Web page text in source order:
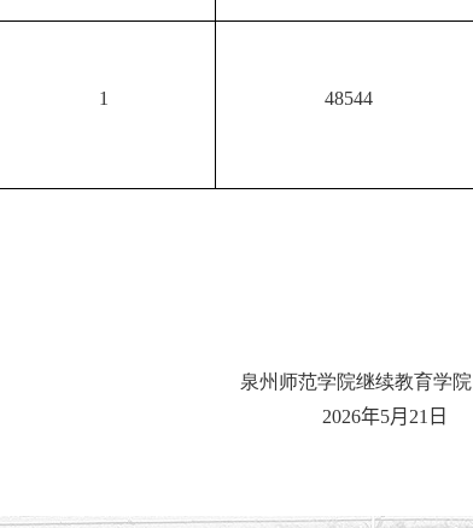
1 48544
泉州师范学院继续教育学院
2026年5月 21 日